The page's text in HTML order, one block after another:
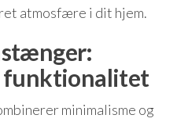
atmosfære i dit hjem.
funktionalitet
minimalisme og